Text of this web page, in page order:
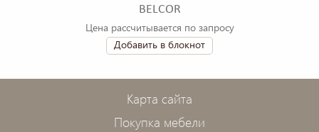
BELCOR
Цена рассчитывается по запросу
Добавить в блокнот
Карта сайта
Покупка мебели